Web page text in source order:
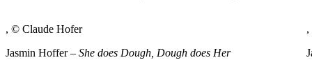
, © Claude Hofer
Jasmin Hoffer – She does Dough, Dough does Her
,